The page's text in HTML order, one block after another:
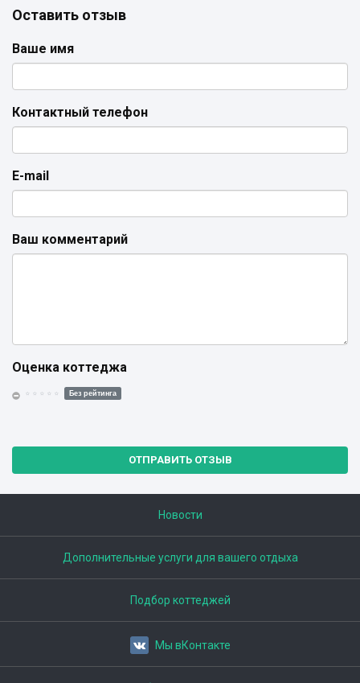
Оставить отзыв
Ваше имя
Контактный телефон
E-mail
Ваш комментарий
Оценка коттеджа
Без рейтинга
ОТПРАВИТЬ ОТЗЫВ
Новости
Дополнительные услуги для вашего отдыха
Подбор коттеджей
Мы вКонтакте